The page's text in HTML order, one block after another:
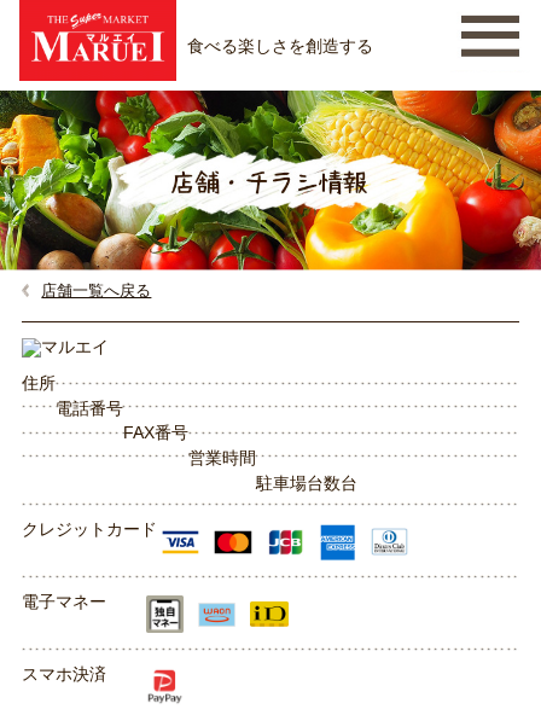
食べる楽しさを創造する
店舗一覧へ戻る
住所
電話番号
FAX番号
営業時間
駐車場台数台
クレジットカード
電子マネー
スマホ決済